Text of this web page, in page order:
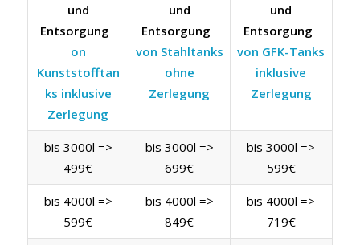
und
Entsorgung
on
Kunststofftan
ks inklusive
Zerlegung
und
Entsorgung
von Stahltanks
ohne
Zerlegung
und
Entsorgung
von GFK-Tanks
inklusive
Zerlegung
bis 3000l =>
499€
bis 3000l =>
699€
bis 3000l =>
599€
bis 4000l =>
599€
bis 4000l =>
849€
bis 4000l =>
719€